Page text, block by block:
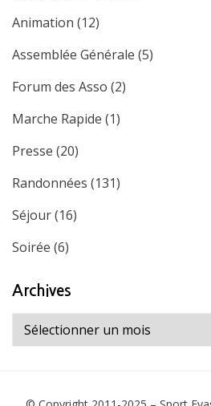
Animation (12)
Assemblée Générale (5)
Forum des Asso (2)
Marche Rapide (1)
Presse (20)
Randonnées (131)
Séjour(16)
Soirée (6)
Archives
Archives